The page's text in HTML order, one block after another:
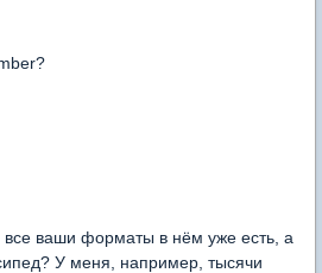
все ваши форматы в нём уже есть, а
У меня, например, тысячи